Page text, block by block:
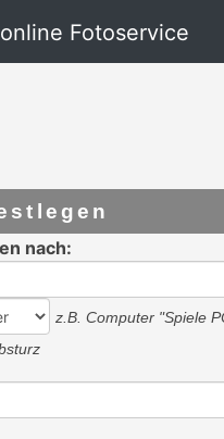
nach:
z.B. Computer "Spiele